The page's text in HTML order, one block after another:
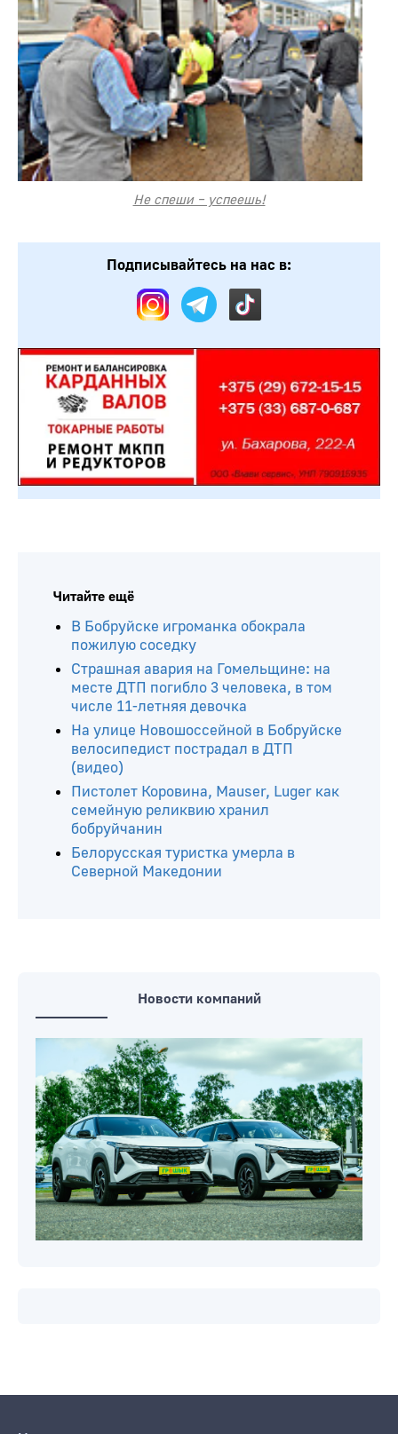
Не спеши – успеешь!
Подписывайтесь на нас в:
Читайте ещё
В Бобруйске игроманка обокрала
пожилую соседку
Страшная авария на Гомельщине: на
месте ДТП погибло 3 человека, в том
числе 11-летняя девочка
На улице Новошоссейной в Бобруйске
велосипедист пострадал в ДТП
(видео)
Пистолет Коровина, Mauser, Luger как
семейную реликвию хранил
бобруйчанин
Белорусская туристка умерла в
Северной Македонии
Новости компаний